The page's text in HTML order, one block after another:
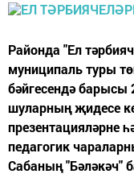
Районда "Ел
муниципаль туры
бәйгесендә барысы
шуларның җидесе
презентацияләрне
педагогик
Сабаның "Бәләкәч"